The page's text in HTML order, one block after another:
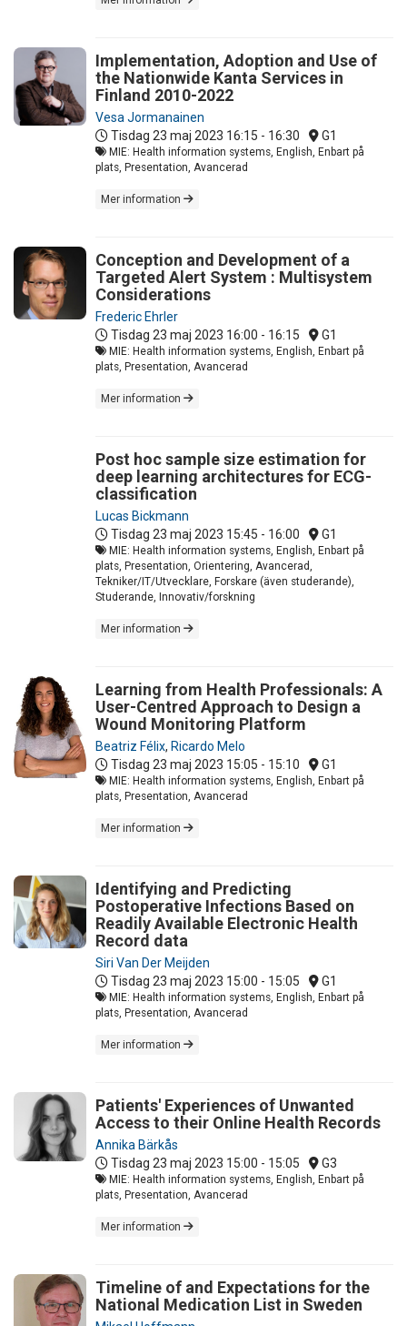
Implementation, Adoption and Use of
the Nationwide Kanta Services in
Finland 2010-2022
Vesa Jormanainen
Tisdag 23 maj 2023 16:15 - 16:30 G1
MIE: Health information systems, English, Enbart på
plats, Presentation, Avancerad
Mer information
Conception and Development of a
Targeted Alert System : Multisystem
Considerations
Frederic Ehrler
Tisdag 23 maj 2023 16:00 - 16:15 G1
MIE: Health information systems, English, Enbart på
plats, Presentation, Avancerad
Mer information
Post hoc sample size estimation for
deep learning architectures for ECG-
classification
Lucas Bickmann
Tisdag 23 maj 2023 15:45 - 16:00 G1
MIE: Health information systems, English, Enbart på
plats, Presentation, Orientering, Avancerad,
Tekniker/IT/Utvecklare, Forskare (även studerande),
Studerande, Innovativ/forskning
Mer information
Learning from Health Professionals: A
User-Centred Approach to Design a
Wound Monitoring Platform
Beatriz Félix, Ricardo Melo
Tisdag 23 maj 2023 15:05 - 15:10 G1
MIE: Health information systems, English, Enbart på
plats, Presentation, Avancerad
Mer information
Identifying and Predicting
Postoperative Infections Based on
Readily Available Electronic Health
Record data
Siri Van Der Meijden
Tisdag 23 maj 2023 15:00 - 15:05 G1
MIE: Health information systems, English, Enbart på
plats, Presentation, Avancerad
Mer information
Patients' Experiences of Unwanted
Access to their Online Health Records
Annika Bärkås
Tisdag 23 maj 2023 15:00 - 15:05 G3
MIE: Health information systems, English, Enbart på
plats, Presentation, Avancerad
Mer information
Timeline of and Expectations for the
National Medication List in Sweden